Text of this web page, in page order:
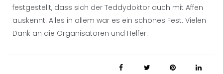
festgestellt, dass sich der Teddydoktor auch mit Affen
auskennt. Alles in allem war es ein schönes Fest. Vielen
Dank an die Organisatoren und Helfer.